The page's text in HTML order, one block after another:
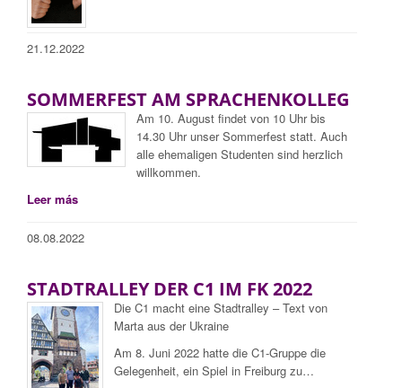
21.12.2022
SOMMERFEST AM SPRACHENKOLLEG
Am 10. August findet von 10 Uhr bis
14.30 Uhr unser Sommerfest statt. Auch
alle ehemaligen Studenten sind herzlich
willkommen.
Leer más
08.08.2022
STADTRALLEY DER C1 IM FK 2022
Die C1 macht eine Stadtralley – Text von
Marta aus der Ukraine
Am 8. Juni 2022 hatte die C1-Gruppe die
Gelegenheit, ein Spiel in Freiburg zu…